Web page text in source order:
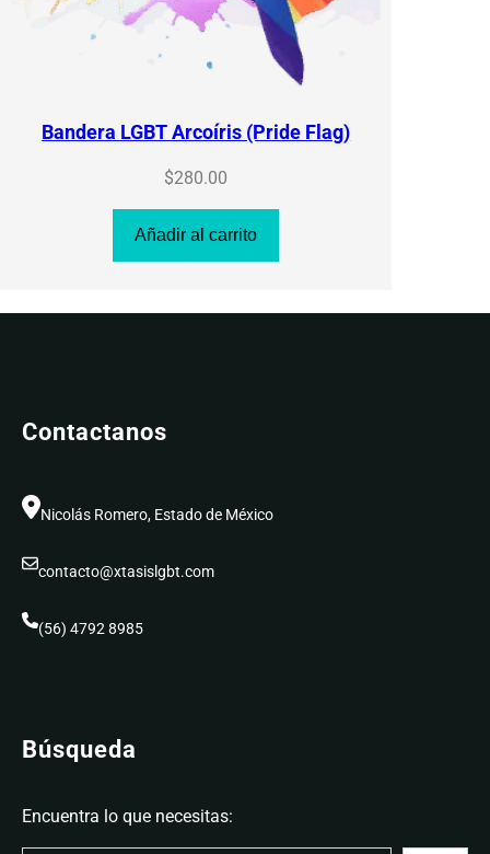
Bandera LGBT Arcoíris (Pride Flag)
$280.00
Añadir al carrito
Contactanos
Nicolás Romero, Estado de México
contacto@xtasislgbt.com
(56) 4792 8985
Búsqueda
Encuentra lo que necesitas: